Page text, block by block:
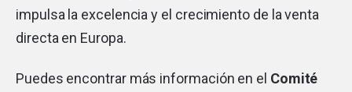
impulsa la excelencia y el crecimiento de la venta
directa en Europa.
Puedes encontrar más información en el Comité